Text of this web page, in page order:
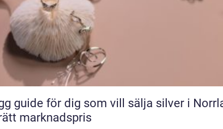
guide för dig som vill sälja silver i
marknadspris